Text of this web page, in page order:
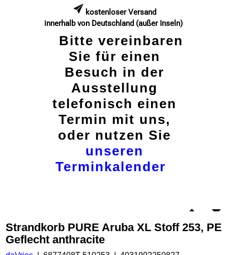
kostenloser Versand
innerhalb von Deutschland (außer Inseln)
Bitte vereinbaren
Sie für einen
Besuch in der
Ausstellung
telefonisch einen
Termin mit uns,
oder nutzen Sie
unseren
Terminkalender
Strandkorb PURE Aruba XL Stoff 253, PE
Geflecht anthracite